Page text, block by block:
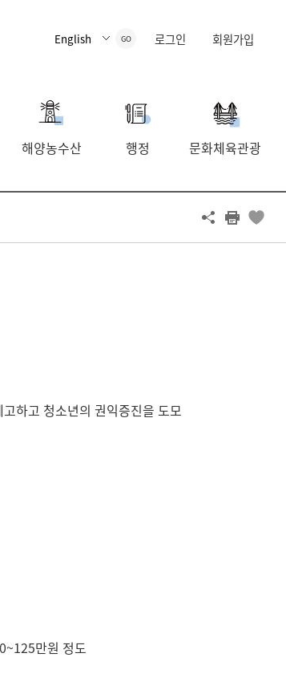
GO 로그인 회원가입
해양농수산 행정 문화체육관광
하고 청소년의 권익증진을 도모
만원 정도